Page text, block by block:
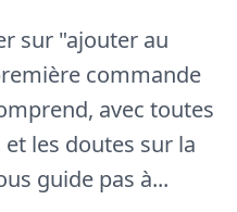
sur "ajouter au
commande
avec toutes
les doutes sur la
guide pas à...